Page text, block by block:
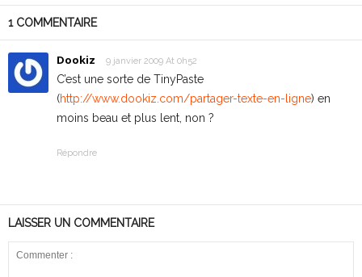
1 COMMENTAIRE
Dookiz 9 janvier 2009 At 0h52
C’est une sorte de TinyPaste
(http://www.dookiz.com/partager-texte-en-ligne) en
moins beau et plus lent, non ?
Répondre
LAISSER UN COMMENTAIRE